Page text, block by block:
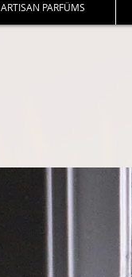
ARTISAN PARFÜMS